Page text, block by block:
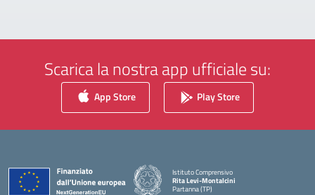
Scarica la nostra app ufficiale su:
App Store Play Store
Istituto Comprensivo
Rita Levi-Montalcini
Partanna (TP)